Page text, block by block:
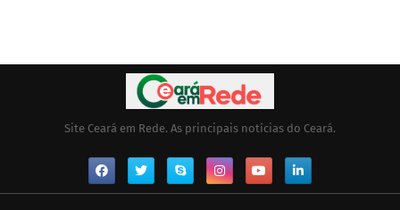
Site Ceará em Rede. As principais notícias do Ceará.